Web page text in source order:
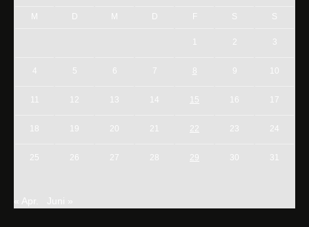
M D M D F S S
1 2 3
5 6 7 8 9 10
11 12 13 14 15 16 17
18 19 20 21 22 23 24
25 26 27 28 29 30 31
« Apr. Juni »